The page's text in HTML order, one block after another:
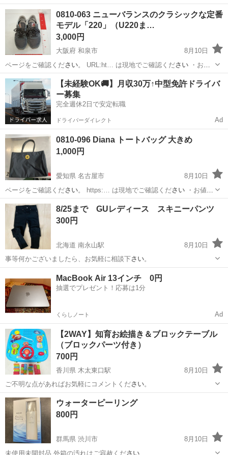
【付属品】… は現地でご確認ください【価格】 … でモノをご確認く
さい・譲受後のキャ…
大阪 枚方市
0810-063 ニューバランスのクラシックな定番
モデル「220」（U220ま…
3,000円
大阪府 和泉市
8月10日
ページをご確認ください。 URL:ht… は現地でご確認ください・お値
引きは出… は現地でご確認ください【付属品】… は現地でご確認く
さい 【価格】 …
大阪 和泉市 靴 ニューバランス
【未経験OK🚚】月収30万↑中型免許ドライバ
ー募集
完全週休2日で安定転職
ドライバーダイレクト Ad
0810-096 Diana トートバッグ 大きめ
1,000円
愛知県 名古屋市
8月10日
ページをご確認ください。 https:… は現地でご確認ください・お値引
きは出… は現地でご確認ください 【付属品】… は現地でご確認くだ
さい
【価格】 …
愛知 名古屋市 バッグ
8/25まで GUレディース スキニーパンツ
300円
北海道 南永山駅
8月10日
事等何かございましたら、お気軽に相談下さい。
服/ファッション
MacBook Air 13インチ 0円
抽選でプレゼント！応募は1分
くらしノート Ad
【2WAY】知育お絵描き＆ブロックテーブル
（ブロックパーツ付き）
700円
香川県 木太東口駅
8月10日
ご不明な点があればお気軽にコメントください。
香川 高松市 木太東口駅 おもちゃ
ウォーターピーリング
800円
群馬県 渋川市
8月10日
未使用未開封品 外箱の汚れはご容赦ください